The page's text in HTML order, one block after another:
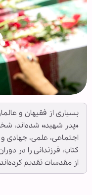
بسیاری از فقیهان و
«پدر شهید» شده‌اند،
اجتماعی، علمی، جهادی
کتاب، فرزندانی را در
از مقدسات تقدیم